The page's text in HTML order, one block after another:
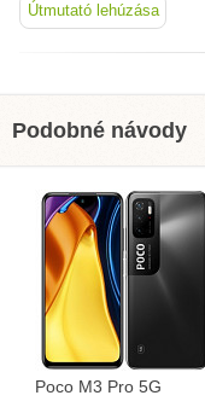
Útmutató lehúzása
Podobné návody
Poco M3 Pro 5G